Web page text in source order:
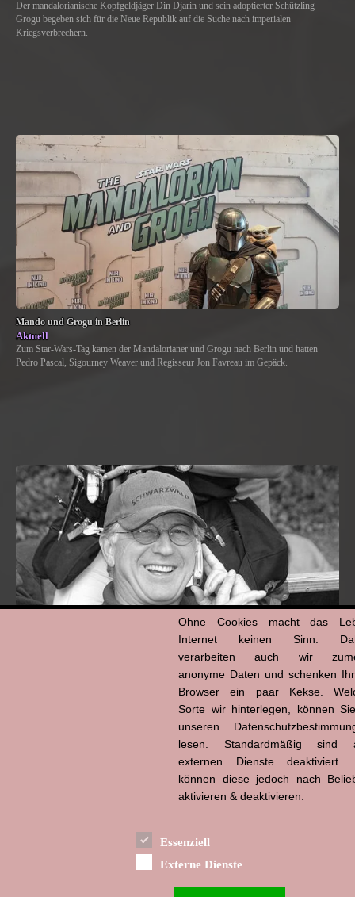
Der mandalorianische Kopfgeldjäger Din Djarin und sein adoptierter Schützling
Grogu begeben sich für die Neue Republik auf die Suche nach imperialen
Kriegsverbrechern.
Mando und Grogu in Berlin
Aktuell
Zum Star-Wars-Tag kamen der Mandalorianer und Grogu nach Berlin und hatten
Pedro Pascal, Sigourney Weaver und Regisseur Jon Favreau im Gepäck.
Ohne Cookies macht das
Internet keinen Sinn.
verarbeiten auch wir
anonyme Daten und schenken
Browser ein paar Kekse.
Sorte wir hinterlegen, können
unseren
lesen. Standardmäßig sind
externen Dienste deaktiviert.
können diese jedoch nach
aktivieren & deaktivieren.
Essenziell
Externe Dienste